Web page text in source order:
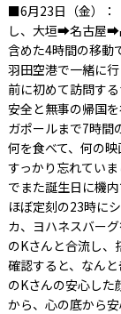
■6月23日（金）：
し、大垣➡名古屋➡
含めた4時間の移動
羽田空港で一緒に
前に初めて訪問す
安全と無事の帰国
ガポールまで7時間
何を食べて、何の
すっかり忘れてい
でまた誕生日に機
ほぼ定刻の23時に
カ、ヨハネスバー
のKさんと合流し、
確認すると、なん
のKさんの安心した
から、心の底から安